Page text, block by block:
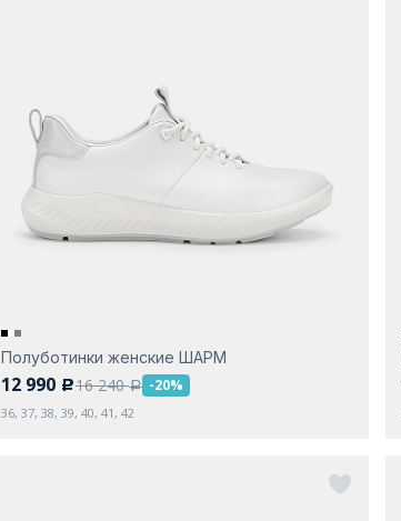
Полуботинки женские ШАРМ
12 990 c16 240a -20%
36, 37, 38, 39, 40, 41, 42